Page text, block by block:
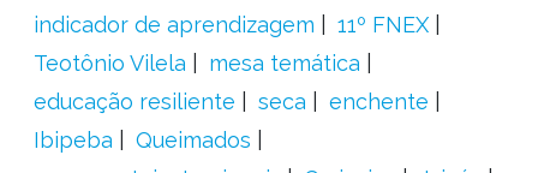
indicador de aprendizagem
11º FNEX
Teotônio Vilela
mesa temática
educação resiliente
seca
enchente
Ibipeba
Queimados